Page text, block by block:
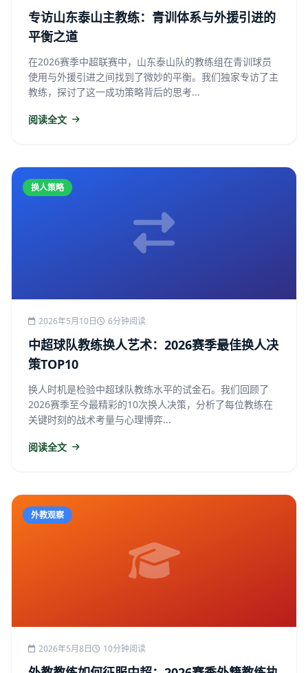
专访山东泰山主教练：青训体系与外援引进的
平衡之道
在2026赛季中超联赛中，山东泰山队的教练组在青训球员
使用与外援引进之间找到了微妙的平衡。我们独家专访了主
教练，探讨了这一成功策略背后的思考...
阅读全文
换人策略
2026年5月10日 6分钟阅读
中超球队教练换人艺术：2026赛季最佳换人决
策TOP10
换人时机是检验中超球队教练水平的试金石。我们回顾了
2026赛季至今最精彩的10次换人决策，分析了每位教练在
关键时刻的战术考量与心理博弈...
阅读全文
外教观察
2026年5月8日 10分钟阅读